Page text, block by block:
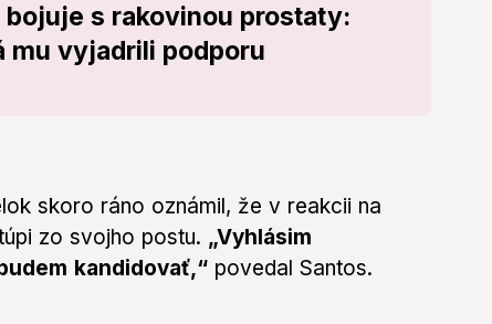
bojuje s rakovinou prostaty:
mu vyjadrili podporu
skoro ráno oznámil, že v reakcii na
zo svojho postu. „Vyhlásim
kandidovať,“ povedal Santos.